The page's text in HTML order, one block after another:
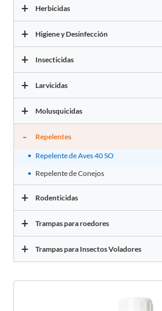
+ Herbicidas
+ Higiene y Desinfección
+ Insecticidas
+ Larvicidas
+ Molusquicidas
- Repelentes
Repelente de Aves 40 SO
Repelente de Conejos
+ Rodenticidas
+ Trampas para roedores
+ Trampas para Insectos Voladores